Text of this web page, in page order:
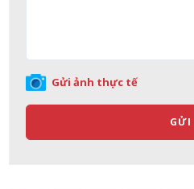
Gửi ảnh thực tế
GỬI